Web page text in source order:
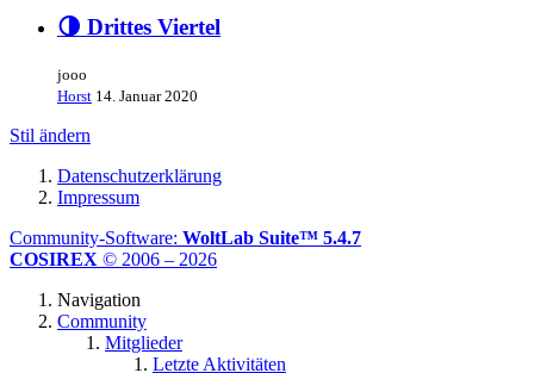
🌗 Drittes Viertel
jooo
Horst 14. Januar 2020
Stil ändern
Datenschutzerklärung
Impressum
Community-Software: WoltLab Suite™ 5.4.7
COSIREX © 2006 – 2026
Navigation
Community
Mitglieder
Letzte Aktivitäten